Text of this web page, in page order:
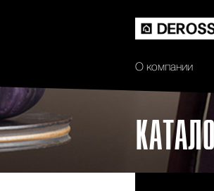
О компании
История